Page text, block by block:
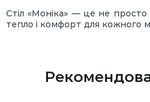
Стіл «Моніка» — це не просто
тепло і комфорт для кожного